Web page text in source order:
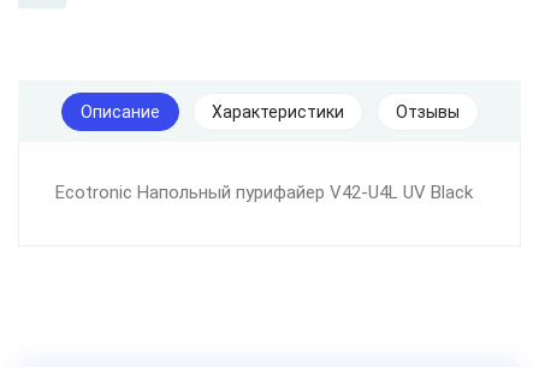
Описание Характеристики Отзывы
Ecotronic Напольный пурифайер V42-U4L UV Black